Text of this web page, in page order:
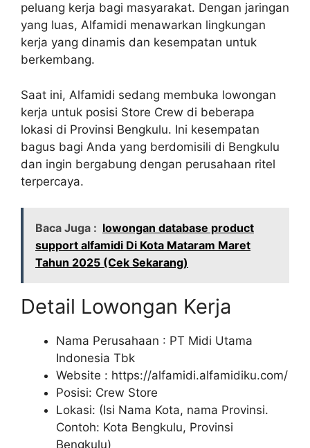
peluang kerja bagi masyarakat. Dengan jaringan
yang luas, Alfamidi menawarkan lingkungan
kerja yang dinamis dan kesempatan untuk
berkembang.
Saat ini, Alfamidi sedang membuka lowongan
kerja untuk posisi Store Crew di beberapa
lokasi di Provinsi Bengkulu. Ini kesempatan
bagus bagi Anda yang berdomisili di Bengkulu
dan ingin bergabung dengan perusahaan ritel
terpercaya.
Baca Juga : lowongan database product
support alfamidi Di Kota Mataram Maret
Tahun 2025 (Cek Sekarang)
Detail Lowongan Kerja
Nama Perusahaan : PT Midi Utama
Indonesia Tbk
Website : https://alfamidi.alfamidiku.com/
Posisi: Crew Store
Lokasi: (Isi Nama Kota, nama Provinsi.
Contoh: Kota Bengkulu, Provinsi
Bengkulu)